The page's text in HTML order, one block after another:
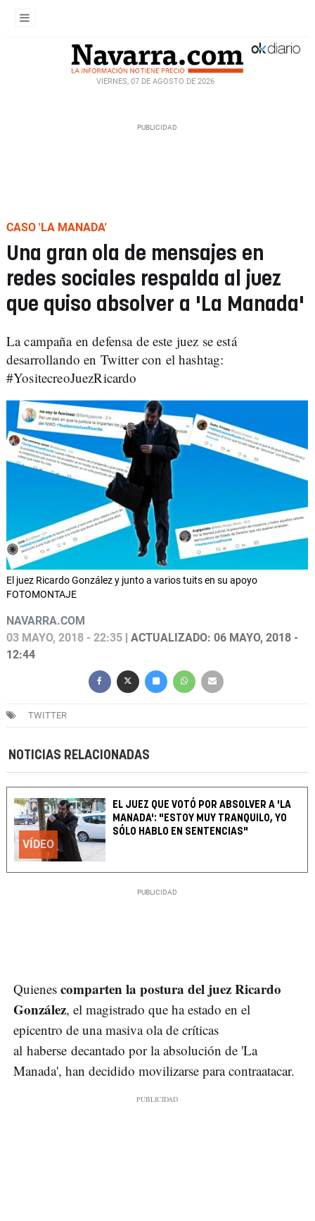
VIERNES, 07 DE AGOSTO DE 2026
CASO 'LA MANADA'
Una gran ola de mensajes en
redes sociales respalda al juez
que quiso absolver a 'La Manada'
La campaña en defensa de este juez se está
desarrollando en Twitter con el hashtag:
#YositecreoJuezRicardo
El juez Ricardo González y junto a varios tuits en su apoyo
FOTOMONTAJE
NAVARRA.COM
03 MAYO, 2018 - 22:35 | ACTUALIZADO: 06 MAYO, 2018 -
12:44
TWITTER
NOTICIAS RELACIONADAS
VÍDEO
EL JUEZ QUE VOTÓ POR ABSOLVER A 'LA
MANADA': "ESTOY MUY TRANQUILO, YO
SÓLO HABLO EN SENTENCIAS"
Quienes comparten la postura del juez Ricardo
González, el magistrado que ha estado en el
epicentro de una masiva ola de críticas
al haberse decantado por la absolución de 'La
Manada', han decidido movilizarse para contraatacar.